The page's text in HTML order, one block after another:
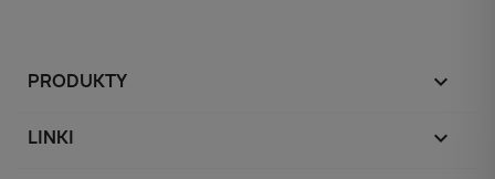
PRODUKTY 
LINKI 